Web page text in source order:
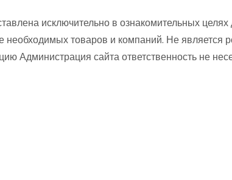
исключительно в ознакомительных
необходимых товаров и компаний. Не является
Администрация сайта ответственность не